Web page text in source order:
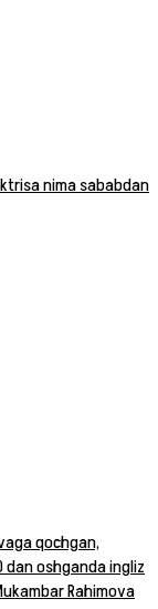
nima sababdan
qochgan,
dan oshganda ingliz
Rahimova